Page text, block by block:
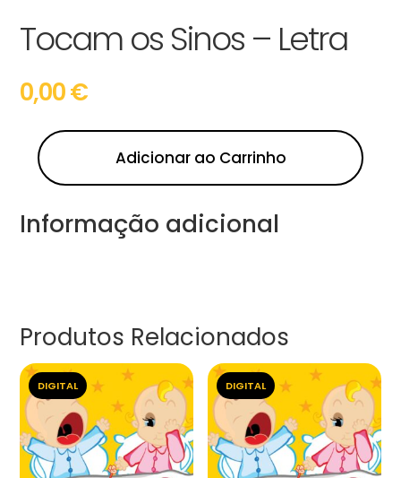
Tocam os Sinos – Letra
0,00€
Adicionar ao Carrinho
Informação adicional
Produtos Relacionados
DIGITAL DIGITAL